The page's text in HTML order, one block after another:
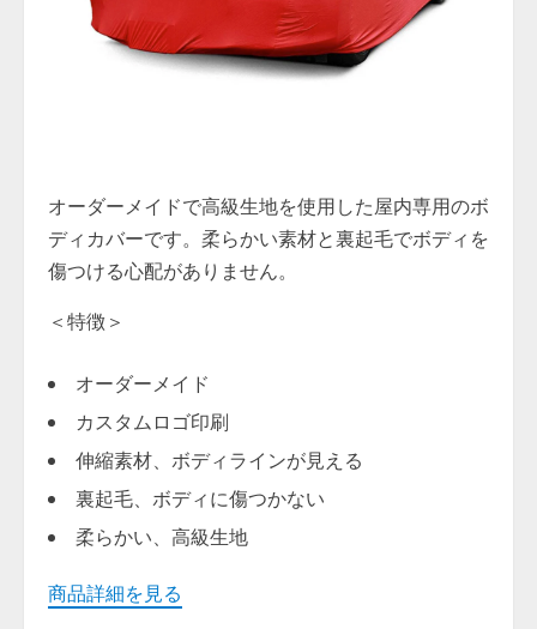
オーダーメイドで高級生地を使用した屋内専用のボ
ディカバーです。柔らかい素材と裏起毛でボディを
傷つける心配がありません。
＜特徴＞
オーダーメイド
カスタムロゴ印刷
伸縮素材、ボディラインが見える
裏起毛、ボディに傷つかない
柔らかい、高級生地
商品詳細を見る